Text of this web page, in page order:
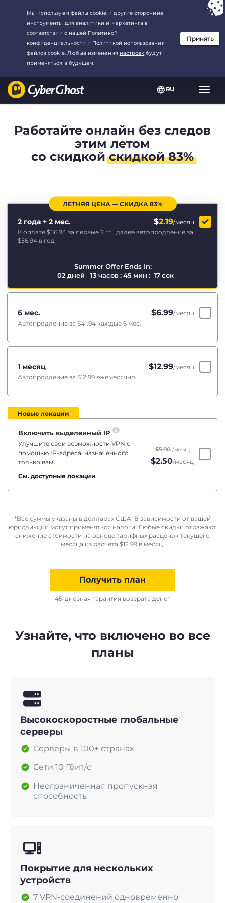
RU
Ваш выбор:Лучшая сделкадля2.1666666666667-год at$
месяц
Работайте онлайн без следов
этим летом
со скидкойскидкой 83%
ЛЕТНЯЯ ЦЕНА — СКИДКА 83%
2 года + 2 мес. $2.19/месяц
К оплате $56.94 за первые 2 гг., далее автопродление за
$56.94 в год
Summer Offer Ends In:
02 дней 13 часов : 45 мин : 16 сек
6 мес. $6.99/месяц
Автопродление за $41.94 каждые 6 мес.
1 месяц $12.99/месяц
Автопродление за $12.99 ежемесячно
Новые локации
Включить выделенный IP
Улучшите свои возможности VPN с
помощью IP-адреса, назначенного
только вам.
См. доступные локации
$5.00 /месяц
$2.50/месяц
*Все суммы указаны в долларах США. В зависимости от вашей
юрисдикции могут применяться налоги. Любые скидки отражают
снижение стоимости на основе тарифных расценок текущего
месяца из расчета $12.99 в месяц.
Получить план
45-дневная гарантия возврата денег
Узнайте, что включено во все
планы
Высокоскоростные глобальные
серверы
Серверы в 100+ странах
Сети 10 Гбит/с
Неограниченная пропускная
способность
Покрытие для нескольких
устройств
7 VPN-соединений одновременно